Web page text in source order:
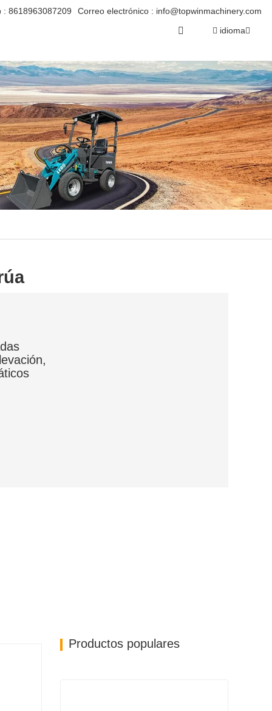
: 8618963087209 Correo electrónico : info@topwinmachinery.com
idioma
Productos populares